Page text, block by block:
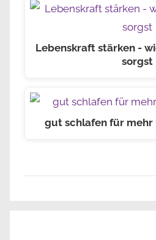
Lebenskraft stärken -
sorgst
gut schlafen für mehr